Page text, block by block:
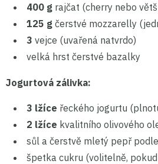
400 g rajčat (cherry nebo
125 g čerstvé mozzarelly
3 vejce (uvařená natvrdo)
velká hrst čerstvé bazalky
Jogurtová zálivka:
3 lžíce řeckého jogurtu
2 lžíce kvalitního olivového
sůl a čerstvě mletý pepř
špetka cukru (volitelně,